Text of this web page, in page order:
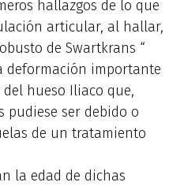
hallazgos de lo que
articular, al hallar,
de Swartkrans “
deformación importante
hueso Iliaco que,
pudiese ser debido o
de un tratamiento
la edad de dichas